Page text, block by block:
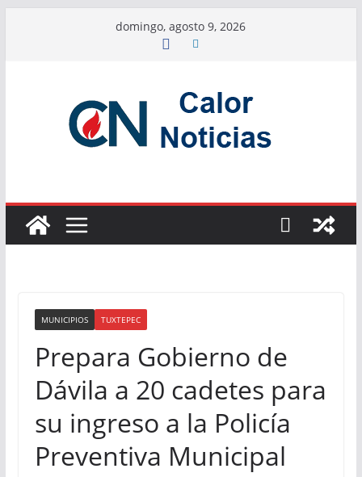
domingo, agosto 9, 2026
MUNICIPIOS TUXTEPEC
Prepara Gobierno de
Dávila a 20 cadetes para
su ingreso a la Policía
Preventiva Municipal